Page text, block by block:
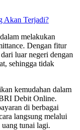
Akan Terjadi?
melakukan
Dengan fitur
luar negeri dengan
sehingga tidak
kemudahan dalam
Debit Online.
di berbagai
langsung melalui
tunai lagi.